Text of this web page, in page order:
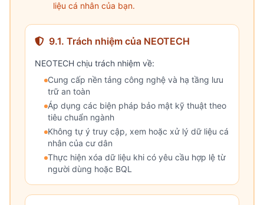
liệu cá nhân của bạn.
9.1. Trách nhiệm của NEOTECH
NEOTECH chịu trách nhiệm về:
Cung cấp nền tảng công nghệ và hạ tầng lưu
trữ an toàn
Áp dụng các biện pháp bảo mật kỹ thuật theo
tiêu chuẩn ngành
Không tự ý truy cập, xem hoặc xử lý dữ liệu cá
nhân của cư dân
Thực hiện xóa dữ liệu khi có yêu cầu hợp lệ từ
người dùng hoặc BQL